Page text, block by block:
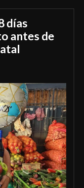
días
antes de